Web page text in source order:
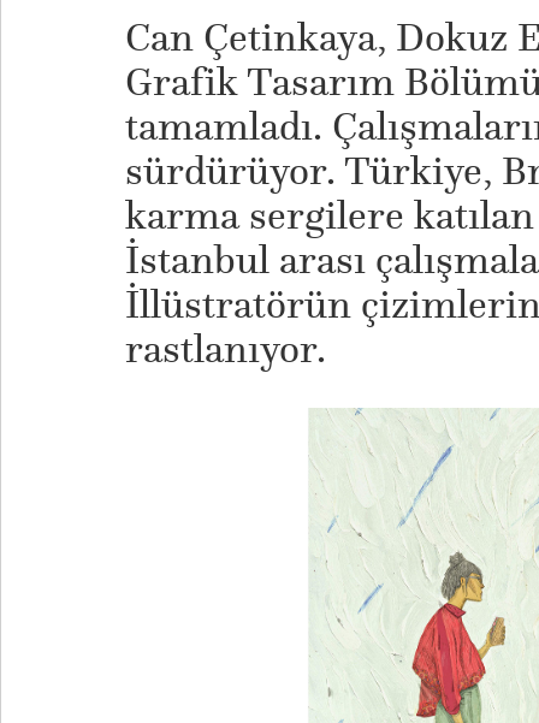
Can Çetinkaya, Dokuz
Grafik Tasarım
tamamladı.
sürdürüyor. Türkiye,
karma sergilere
İstanbul arası
İllüstratörün
rastlanıyor.